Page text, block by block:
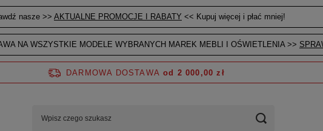
nasze >> AKTUALNE PROMOCJE I RABATY << Kupuj więcej i płać mniej!
NA WSZYSTKIE MODELE WYBRANYCH MAREK MEBLI I OŚWIETLENIA >>
DARMOWA DOSTAWA od 2 000,00 zł